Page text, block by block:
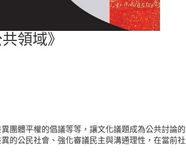
領域》
團體平權的倡議等等，讓文化議題成為公共討論的
的公民社會、強化審議民主與溝通理性，在當前社